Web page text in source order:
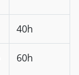
40h
60h